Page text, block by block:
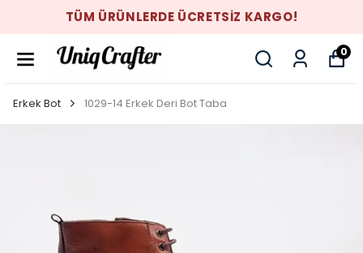
TÜM ÜRÜNLERDE ÜCRETSİZ KARGO!
0
Erkek Bot 1029-14 Erkek Deri Bot Taba